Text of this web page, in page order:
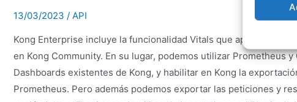
13/03/2023 / API
Kong Enterprise incluye la funcionalidad Vitals que aporta
en Kong Community. En su lugar, podemos utilizar Prometheus
Dashboards existentes de Kong, y habilitar en Kong la
Prometheus. Pero además podemos exportar las peticiones y